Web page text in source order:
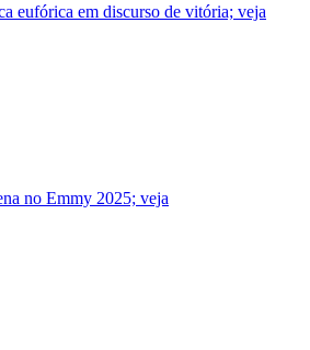
eufórica em discurso de vitória; veja
no Emmy 2025; veja